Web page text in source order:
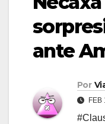
ante
Por
FEB